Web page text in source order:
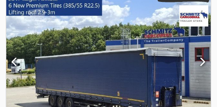
szervizcsomagokat és távfelügyeleti szolgáltatásokat kínálunk.
Szívesen nyújtunk személyes tanácsadást. Cjdpfxjzkmg Ao Aahorf